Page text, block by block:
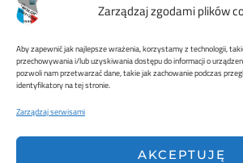
Zarządzaj zgodami plików
Aby zapewnić jak najlepsze wrażenia, korzystamy z technologii,
przechowywania i/lub uzyskiwania dostępu do informacji o
pozwoli nam przetwarzać dane, takie jak zachowanie podczas
identyfikatory na tej stronie.
Zarządzaj serwisami
AKCEPTUJĘ